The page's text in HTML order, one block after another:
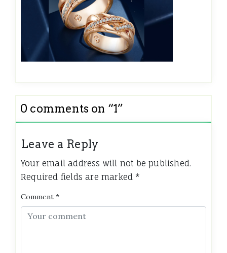
0 comments on “1”
Leave a Reply
Your email address will not be published.
Required fields are marked *
Comment *